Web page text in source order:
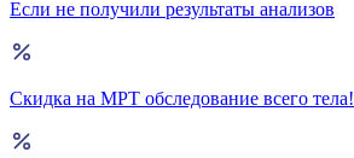
Если не получили результаты анализов
Скидка на МРТ обследование всего тела!